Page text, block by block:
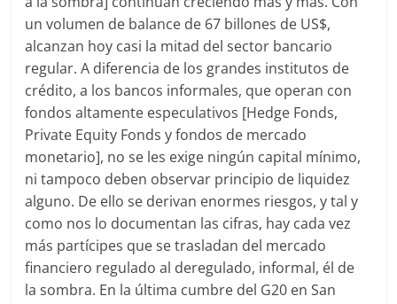
un volumen de balance de 67 billones de US$,
alcanzan hoy casi la mitad del sector bancario
regular. A diferencia de los grandes institutos de
crédito, a los bancos informales, que operan con
fondos altamente especulativos [Hedge Fonds,
Private Equity Fonds y fondos de mercado
monetario], no se les exige ningún capital mínimo,
ni tampoco deben observar principio de liquidez
alguno. De ello se derivan enormes riesgos, y tal y
como nos lo documentan las cifras, hay cada vez
más partícipes que se trasladan del mercado
financiero regulado al deregulado, informal, él de
la sombra. En la última cumbre del G20 en San